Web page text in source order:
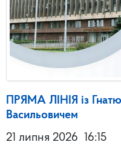
ПРЯМА ЛІНІЯ із
Васильовичем
21 липня 2026 16:15